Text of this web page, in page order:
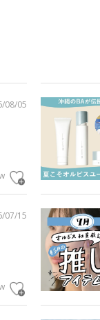
08/05
07/15